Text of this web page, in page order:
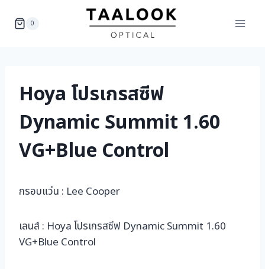
0
Hoya โปรเกรสซีฟ
Dynamic Summit 1.60
VG+Blue Control
กรอบแว่น : Lee Cooper
เลนส์ : Hoya โปรเกรสซีฟ Dynamic Summit 1.60
VG+Blue Control